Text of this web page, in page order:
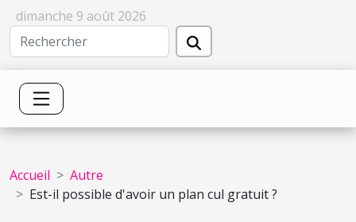
dimanche 9 août 2026
Accueil
Autre
Est-il possible d'avoir un plan cul gratuit ?